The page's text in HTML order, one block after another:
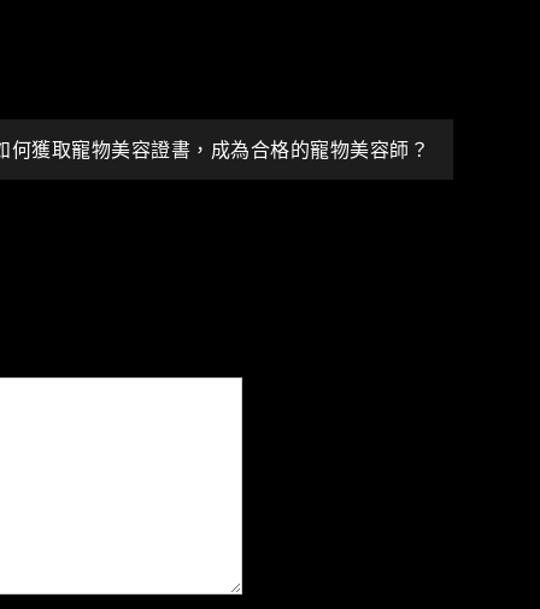
何獲取寵物美容證書，成為合格的寵物美容師？